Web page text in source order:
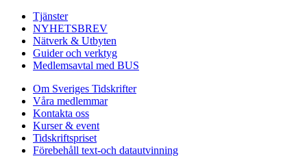
Tjänster
NYHETSBREV
Nätverk & Utbyten
Guider och verktyg
Medlemsavtal med BUS
Om Sveriges Tidskrifter
Våra medlemmar
Kontakta oss
Kurser & event
Tidskriftspriset
Förebehåll text-och datautvinning